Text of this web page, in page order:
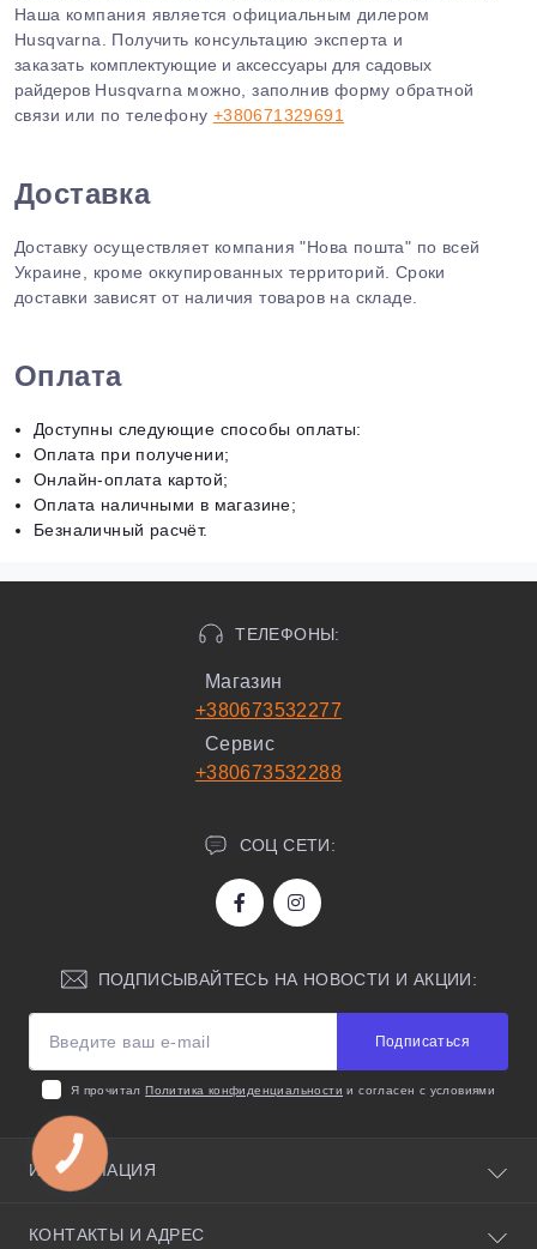
Наша компания является официальным дилером
Husqvarna. Получить консультацию эксперта и
заказать комплектующие и аксессуары для садовых
райдеров Husqvarna можно, заполнив форму обратной
связи или по телефону +380671329691
Доставка
Доставку осуществляет компания "Нова пошта" по всей
Украине, кроме оккупированных территорий. Сроки
доставки зависят от наличия товаров на складе.
Оплата
Доступны следующие способы оплаты:
Оплата при получении;
Онлайн-оплата картой;
Оплата наличными в магазине;
Безналичный расчёт.
ТЕЛЕФОНЫ:
Магазин
+380673532277
Сервис
+380673532288
СОЦ СЕТИ:
ПОДПИСЫВАЙТЕСЬ НА НОВОСТИ И АКЦИИ:
Подписаться
Я прочиталПолитика конфиденциальности и согласен с условиями
ИНФОРМАЦИЯ
КОНТАКТЫ И АДРЕС
КНОПКА
ЗВ'ЯЗКУ